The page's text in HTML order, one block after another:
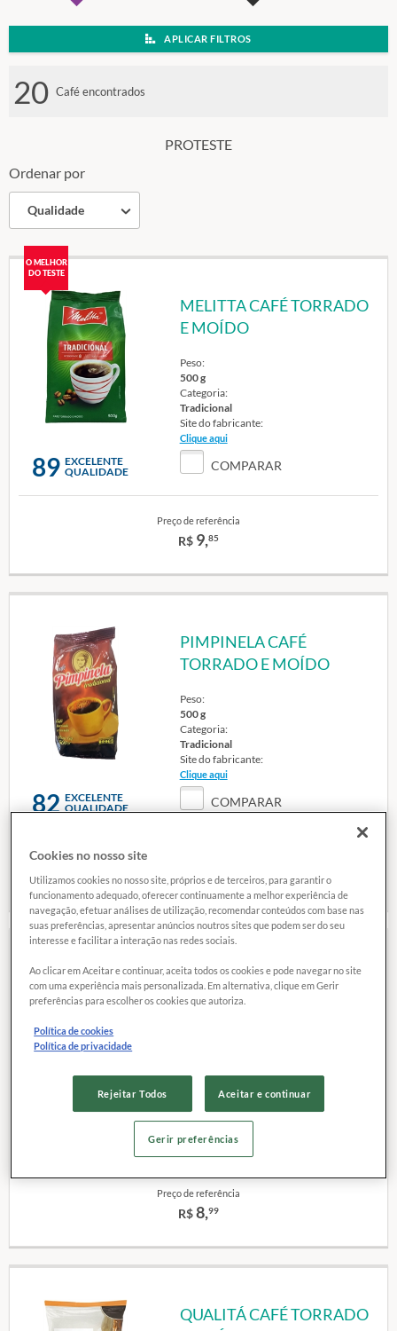
APLICAR FILTROS
20 Café encontrados
PROTESTE
Ordenar por
Qualidade
O MELHOR
DO TESTE
89 EXCELENTE
QUALIDADE
MELITTA CAFÉ TORRADO
E MOÍDO
Peso:
500 g
Categoria:
Tradicional
Site do fabricante:
Clique aqui
COMPARAR
Preço de referência
R$ 9,85
82 EXCELENTE
QUALIDADE
PIMPINELA CAFÉ
TORRADO E MOÍDO
Peso:
500 g
Categoria:
Tradicional
Site do fabricante:
Clique aqui
COMPARAR
R$9, 79
3 CORAÇÕES CAFÉ
TORRADO E MOÍDO
Tradicional
Site do fabricante:
Clique aqui
COMPARAR
Preço de referência
R$8,99
QUALITÁ CAFÉ TORRADO
Cookies no nosso site
Utilizamos cookies no nosso site, próprios e de terceiros, para garantir o
funcionamento adequado, oferecer continuamente a melhor experiência de
navegação, efetuar análises de utilização, recomendar conteúdos com base nas
suas preferências, apresentar anúncios noutros sites que podem ser do seu
interesse e facilitar a interação nas redes sociais.
Ao clicar em Aceitar e continuar, aceita todos os cookies e pode navegar no site
com uma experiência mais personalizada. Em alternativa, clique em Gerir
preferências para escolher os cookies que autoriza.
Política de cookies
Política de privacidade
Rejeitar Todos Aceitar e continuar
Gerir preferências